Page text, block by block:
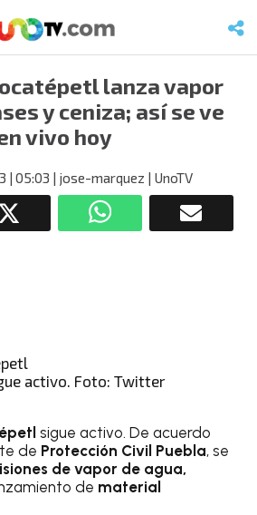
lanza vapor
y ceniza; así se ve
vivo hoy
| 05:03 | jose-marquez | UnoTV
activo. Foto: Twitter
sigue activo. De acuerdo
de Protección Civil Puebla, se
de vapor de agua,
de material